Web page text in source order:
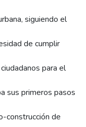
siguiendo el
de cumplir
para el
sus primeros pasos
construcción de